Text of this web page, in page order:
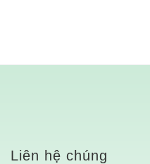
Liên hệ chúng